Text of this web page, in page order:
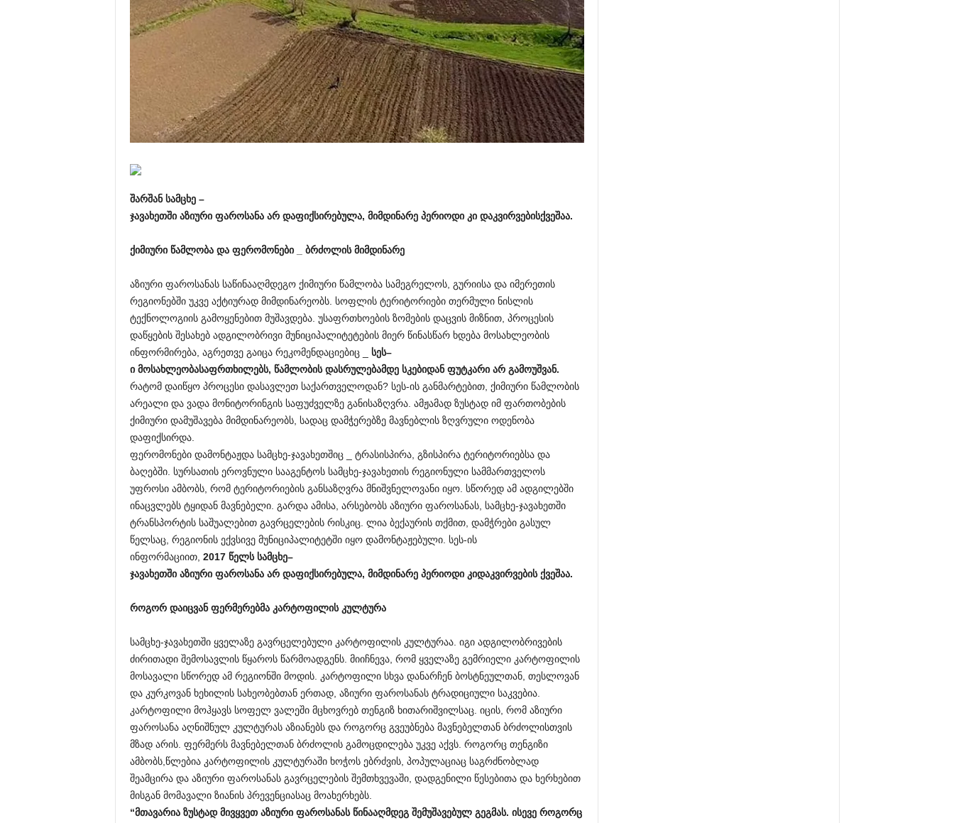
შარშან სამცხე –
ჯავახეთში აზიური ფაროსანა არ დაფიქსირებულა, მიმდინარე პერიოდი კი დაკვირვებისქვეშაა.
ქიმიური წამლობა და ფერომონები_ ბრძოლის მიმდინარე
აზიური ფაროსანას საწინააღმდეგო ქიმიური წამლობა სამეგრელოს, გურიისა და იმერეთის
რეგიონებში უკვე აქტიურად მიმდინარეობს. სოფლის ტერიტორიები თერმული ნისლის
ტექნოლოგიის გამოყენებით მუშავდება. უსაფრთხოების ზომების დაცვის მიზნით, პროცესის
დაწყების შესახებ ადგილობრივი მუნიციპალიტეტების მიერ წინასწარ ხდება მოსახლეობის
ინფორმირება, აგრეთვე გაიცა რეკომენდაციებიც _ სეს–
ი მოსახლეობასაფრთხილებს, წამლობის დასრულებამდე სკებიდან ფუტკარი არ გამოუშვან.
რატომ დაიწყო პროცესი დასავლეთ საქართველოდან? სეს-ის განმარტებით, ქიმიური წამლობის
არეალი და ვადა მონიტორინგის საფუძველზე განისაზღვრა. ამჟამად ზუსტად იმ ფართობების
ქიმიური დამუშავება მიმდინარეობს, სადაც დამჭერებზე მავნებლის ზღვრული ოდენობა
დაფიქსირდა.
ფერომონები დამონტაჟდა სამცხე-ჯავახეთშიც _ ტრასისპირა, გზისპირა ტერიტორიებსა და
ბაღებში. სურსათის ეროვნული სააგენტოს სამცხე-ჯავახეთის რეგიონული სამმართველოს
უფროსი ამბობს, რომ ტერიტორიების განსაზღვრა მნიშვნელოვანი იყო. სწორედ ამ ადგილებში
ინაცვლებს ტყიდან მავნებელი. გარდა ამისა, არსებობს აზიური ფაროსანას, სამცხე-ჯავახეთში
ტრანსპორტის საშუალებით გავრცელების რისკიც. ლია ბექაურის თქმით, დამჭრები გასულ
წელსაც, რეგიონის ექვსივე მუნიციპალიტეტში იყო დამონტაჟებული. სეს-ის
ინფორმაციით, 2017 წელს სამცხე–
ჯავახეთში აზიური ფაროსანა არ დაფიქსირებულა, მიმდინარე პერიოდი კიდაკვირვების ქვეშაა.
როგორ დაიცვან ფერმერებმა კარტოფილის კულტურა
სამცხე-ჯავახეთში ყველაზე გავრცელებული კარტოფილის კულტურაა. იგი ადგილობრივების
ძირითადი შემოსავლის წყაროს წარმოადგენს. მიიჩნევა, რომ ყველაზე გემრიელი კარტოფილის
მოსავალი სწორედ ამ რეგიონში მოდის. კარტოფილი სხვა დანარჩენ ბოსტნეულთან, თესლოვან
და კურკოვან ხეხილის სახეობებთან ერთად, აზიური ფაროსანას ტრადიციული საკვებია.
კარტოფილი მოჰყავს სოფელ ვალეში მცხოვრებ თენგიზ ხითარიშვილსაც. იცის, რომ აზიური
ფაროსანა აღნიშნულ კულტურას აზიანებს და როგორც გვეუბნება მავნებელთან ბრძოლისთვის
მზად არის. ფერმერს მავნებელთან ბრძოლის გამოცდილება უკვე აქვს. როგორც თენგიზი
ამბობს,წლებია კარტოფილის კულტურაში ხოჭოს ებრძვის, პოპულაციაც საგრძნობლად
შეამცირა და აზიური ფაროსანას გავრცელების შემთხვევაში, დადგენილი წესებითა და ხერხებით
მისგან მომავალი ზიანის პრევენციასაც მოახერხებს.
“მთავარია ზუსტად მივყვეთ აზიური ფაროსანას წინააღმდეგ შემუშავებულ გეგმას. ისევე როგორც